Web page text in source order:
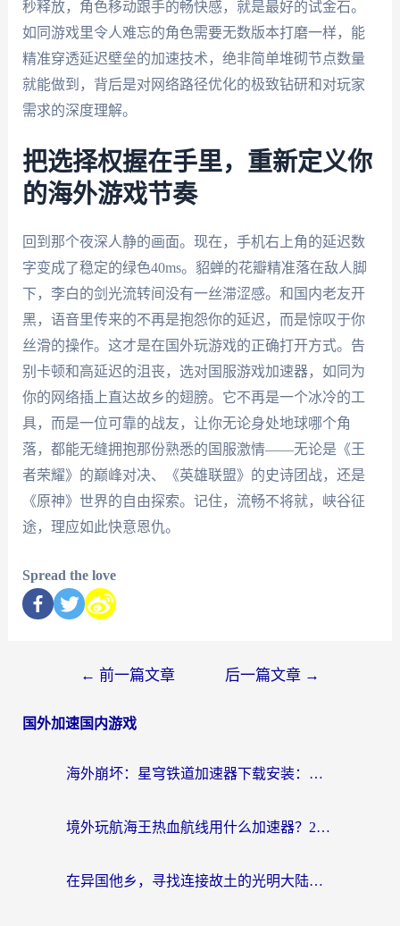
秒释放，角色移动跟手的畅快感，就是最好的试金石。
如同游戏里令人难忘的角色需要无数版本打磨一样，能
精准穿透延迟壁垒的加速技术，绝非简单堆砌节点数量
就能做到，背后是对网络路径优化的极致钻研和对玩家
需求的深度理解。
把选择权握在手里，重新定义你
的海外游戏节奏
回到那个夜深人静的画面。现在，手机右上角的延迟数
字变成了稳定的绿色40ms。貂蝉的花瓣精准落在敌人脚
下，李白的剑光流转间没有一丝滞涩感。和国内老友开
黑，语音里传来的不再是抱怨你的延迟，而是惊叹于你
丝滑的操作。这才是在国外玩游戏的正确打开方式。告
别卡顿和高延迟的沮丧，选对国服游戏加速器，如同为
你的网络插上直达故乡的翅膀。它不再是一个冰冷的工
具，而是一位可靠的战友，让你无论身处地球哪个角
落，都能无缝拥抱那份熟悉的国服激情——无论是《王
者荣耀》的巅峰对决、《英雄联盟》的史诗团战，还是
《原神》世界的自由探索。记住，流畅不将就，峡谷征
途，理应如此快意恩仇。
Spread the love
← 前一篇文章 后一篇文章 →
国外加速国内游戏
海外崩坏：星穹铁道加速器下载安装：一份给游子的终极网络指南
境外玩航海王热血航线用什么加速器？2026海外玩家实测最优方案（附欧洲问道堡垒前线加速技巧）
在异国他乡，寻找连接故土的光明大陆免费加速器